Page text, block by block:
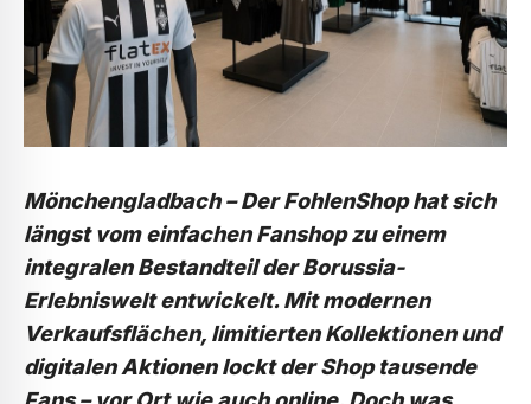
Mönchengladbach – Der FohlenShop hat sich
längst vom einfachen Fanshop zu einem
integralen Bestandteil der Borussia-
Erlebniswelt entwickelt. Mit modernen
Verkaufsflächen, limitierten Kollektionen und
digitalen Aktionen lockt der Shop tausende